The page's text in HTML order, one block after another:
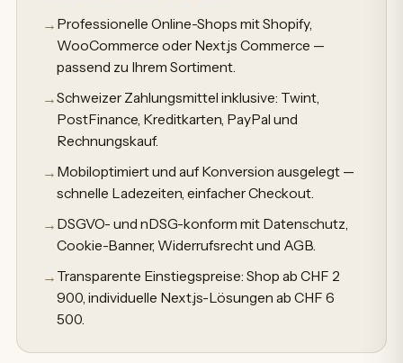
→ Professionelle Online-Shops mit Shopify,
WooCommerce oder Next.js Commerce —
passend zu Ihrem Sortiment.
→Schweizer Zahlungsmittel inklusive: Twint,
PostFinance, Kreditkarten, PayPal und
Rechnungskauf.
→ Mobiloptimiert und auf Konversion ausgelegt —
schnelle Ladezeiten, einfacher Checkout.
→ DSGVO- und nDSG-konform mit Datenschutz,
Cookie-Banner, Widerrufsrecht und AGB.
→ Transparente Einstiegspreise: Shop ab CHF 2
900, individuelle Next.js-Lösungen ab CHF 6
500.